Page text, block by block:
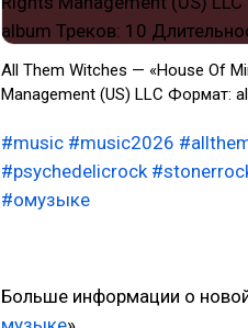
All Them Witches — «House Of
Management (US) LLC Формат:
#music #music2026
#psychedelicrock
#омузыке
Больше информации о